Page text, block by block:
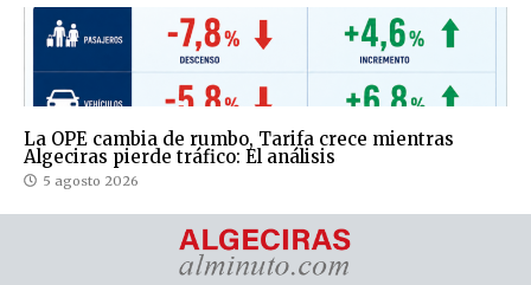
La OPE cambia de rumbo, Tarifa crece mientras
Algeciras pierde tráfico: El análisis
5 agosto 2026